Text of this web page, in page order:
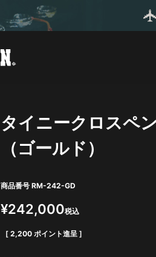
タイニークロスペ
（ゴールド）
商品番号 RM-242-GD
¥242,000税込
[ 2,200 ポイント進呈 ]